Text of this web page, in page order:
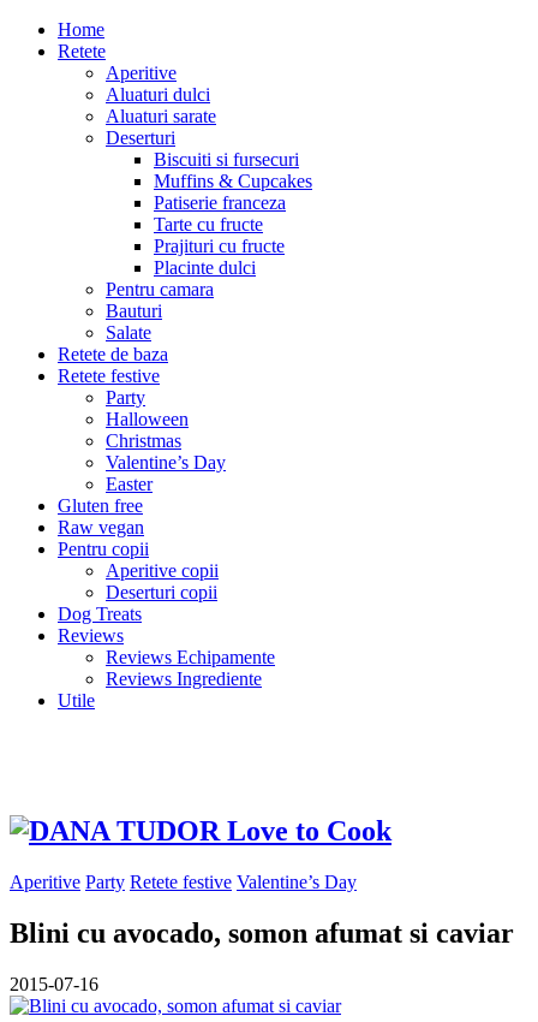
Home
Retete
Aperitive
Aluaturi dulci
Aluaturi sarate
Deserturi
Biscuiti si fursecuri
Muffins & Cupcakes
Patiserie franceza
Tarte cu fructe
Prajituri cu fructe
Placinte dulci
Pentru camara
Bauturi
Salate
Retete de baza
Retete festive
Party
Halloween
Christmas
Valentine’s Day
Easter
Gluten free
Raw vegan
Pentru copii
Aperitive copii
Deserturi copii
Dog Treats
Reviews
Reviews Echipamente
Reviews Ingrediente
Utile
Aperitive Party Retete festive Valentine’s Day
Blini cu avocado, somon afumat si caviar
2015-07-16